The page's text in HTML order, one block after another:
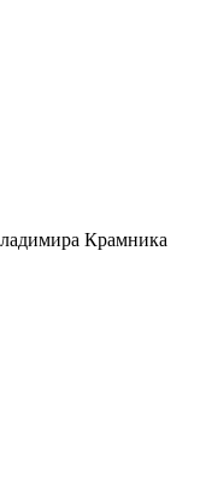
Крамника